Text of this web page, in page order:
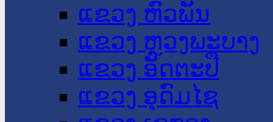
ແຂວງ ຫົວພັນ
ແຂວງ ຫຼວງພະບາງ
ແຂວງ ອັດຕະປື
ແຂວງ ອຸດົມໄຊ